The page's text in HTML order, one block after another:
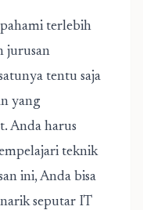
terlebih
jurusan
tentu saja
yang
Anda harus
teknik
ini, Anda bisa
seputar IT